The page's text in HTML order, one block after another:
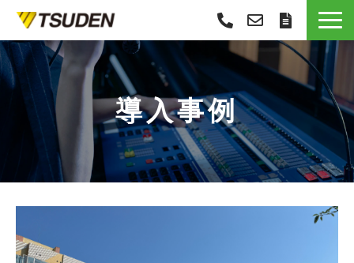
サービス一覧
選ばれる理由
導入事例
お役立ち情報
お知らせ
導入事例